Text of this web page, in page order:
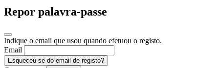
Repor palavra-passe
Indique o email que usou quando efetuou o registo.
Email
Esqueceu-se do email de registo?